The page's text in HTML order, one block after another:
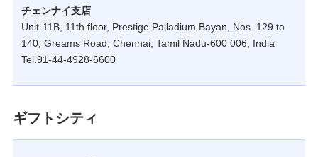
チェンナイ支店
Unit-11B, 11th floor, Prestige Palladium Bayan, Nos. 129 to
140, Greams Road, Chennai, Tamil Nadu-600 006, India
Tel.91-44-4928-6600
ギフトシティ